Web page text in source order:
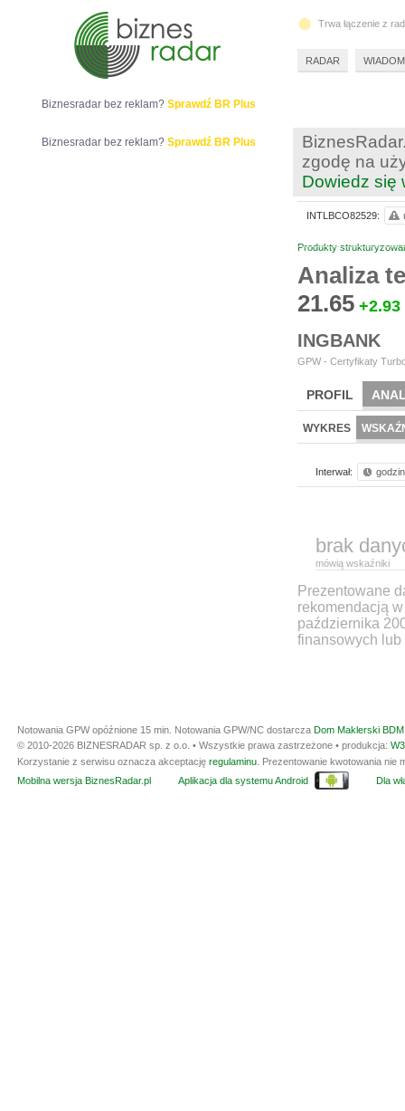
zgodę na
Dowiedz się
Produkty
Analiza
21.65 +2.93
INGBANK
GPW - Certyfikaty
PROFIL
WYKRES
Interwał:
brak
mówią wskaźniki
Prezentowane
rekomendacją
października
finansowych lub
INTLBCO82529:
Biznesradar bez reklam? Sprawdź BR Plus
Biznesradar bez reklam? Sprawdź BR Plus
Trwa łączenie z
RADAR
Notowania GPW opóźnione 15 min. Notowania GPW/NC dostarcza Dom Maklerski
© 2010-2026 BIZNESRADAR sp. z o.o. • Wszystkie prawa zastrzeżone • produkcja:
Korzystanie z serwisu oznacza akceptację regulaminu . Prezentowanie kwotowania
Mobilna wersja BiznesRadar.pl
Aplikacja dla systemu Android Dla